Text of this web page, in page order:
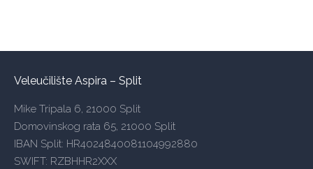
Veleučilište Aspira – Split
Mike Tripala 6, 21000 Split
Domovinskog rata 65, 21000 Split
IBAN Split: HR4024840081104992880
SWIFT: RZBHHR2XXX